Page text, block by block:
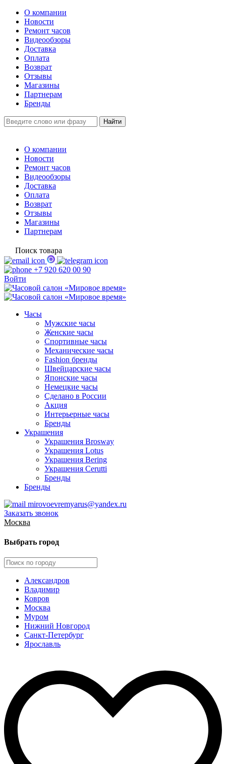
О компании
Новости
Ремонт часов
Видеообзоры
Доставка
Оплата
Возврат
Отзывы
Магазины
Партнерам
Бренды
О компании
Новости
Ремонт часов
Видеообзоры
Доставка
Оплата
Возврат
Отзывы
Магазины
Партнерам
Поиск товара
+7 920 620 00 90
Войти
Часы
Мужские часы
Женские часы
Спортивные часы
Механические часы
Fashion бренды
Швейцарские часы
Японские часы
Немецкие часы
Сделано в России
Акция
Интерьерные часы
Бренды
Украшения
Украшения Brosway
Украшения Lotus
Украшения Bering
Украшения Cerutti
Бренды
Бренды
mirovoevremyarus@yandex.ru
Заказать звонок
Москва
Выбрать город
Александров
Владимир
Ковров
Москва
Муром
Нижний Новгород
Санкт-Петербург
Ярославль